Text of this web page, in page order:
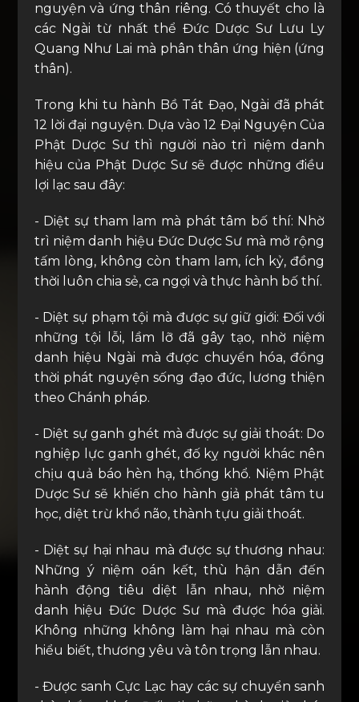
nguyện và ứng thân riêng. Có thuyết cho là
các Ngài từ nhất thể Đức Dược Sư Lưu Ly
Quang Như Lai mà phân thân ứng hiện (ứng
thân).
Trong khi tu hành Bồ Tát Đạo, Ngài đã phát
12 lời đại nguyện. Dựa vào 12 Đại Nguyện Của
Phật Dược Sư thì người nào trì niệm danh
hiệu của Phật Dược Sư sẽ được những điều
lợi lạc sau đây:
- Diệt sự tham lam mà phát tâm bố thí: Nhờ
trì niệm danh hiệu Đức Dược Sư mà mở rộng
tấm lòng, không còn tham lam, ích kỷ, đồng
thời luôn chia sẻ, ca ngợi và thực hành bố thí.
- Diệt sự phạm tội mà được sự giữ giới: Đối với
những tội lỗi, lầm lỡ đã gây tạo, nhờ niệm
danh hiệu Ngài mà được chuyển hóa, đồng
thời phát nguyện sống đạo đức, lương thiện
theo Chánh pháp.
- Diệt sự ganh ghét mà được sự giải thoát: Do
nghiệp lực ganh ghét, đố kỵ người khác nên
chịu quả báo hèn hạ, thống khổ. Niệm Phật
Dược Sư sẽ khiến cho hành giả phát tâm tu
học, diệt trừ khổ não, thành tựu giải thoát.
- Diệt sự hại nhau mà được sự thương nhau:
Những ý niệm oán kết, thù hận dẫn đến
hành động tiêu diệt lẫn nhau, nhờ niệm
danh hiệu Đức Dược Sư mà được hóa giải.
Không những không làm hại nhau mà còn
hiểu biết, thương yêu và tôn trọng lẫn nhau.
- Được sanh Cực Lạc hay các sự chuyển sanh